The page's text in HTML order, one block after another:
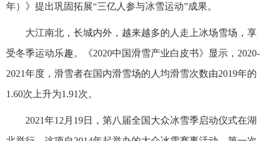
年）》提出巩固拓展“三亿人参与冰雪运动”成果。
大江南北，长城内外，越来越多的人走上冰场雪场，享
受冬季运动乐趣。《2020中国滑雪产业白皮书》显示，2020-
2021年度，滑雪者在国内滑雪场的人均滑雪次数由2019年的
1.60次上升为1.91次。
2021年12月19日，第八届全国大众冰雪季启动仪式在湖